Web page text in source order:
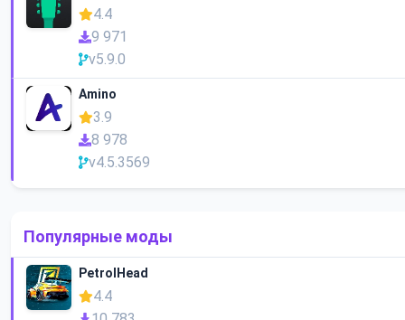
4.4
9 971
v5.9.0
Amino
3.9
8 978
v4.5.3569
Популярные моды
PetrolHead
4.4